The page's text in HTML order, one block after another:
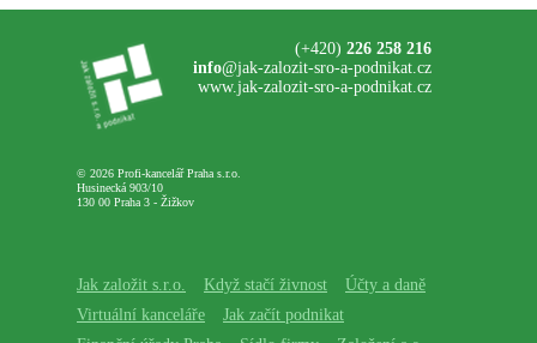
© 2026 Profi-kancelář Praha s.r.o.
Husinecká 903/10
130 00 Praha 3 - Žižkov
(+420) 226 258 216
info@jak-zalozit-sro-a-podnikat.cz
www.jak-zalozit-sro-a-podnikat.cz
Jak založit s.r.o. Když stačí živnost
Účty a daně
Virtuální kanceláře
Jak začít podnikat